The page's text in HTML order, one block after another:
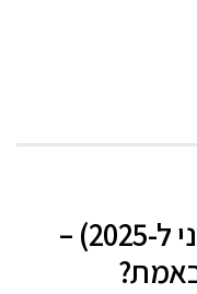
ניקוי מקלטים מחיר (עדכני ל-2025) –